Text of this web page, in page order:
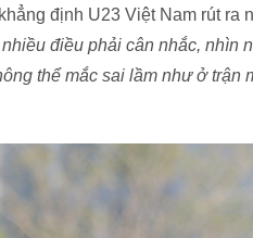
định U23 Việt Nam rút ra
điều phải cân nhắc, nhìn
thể mắc sai lầm như ở trận